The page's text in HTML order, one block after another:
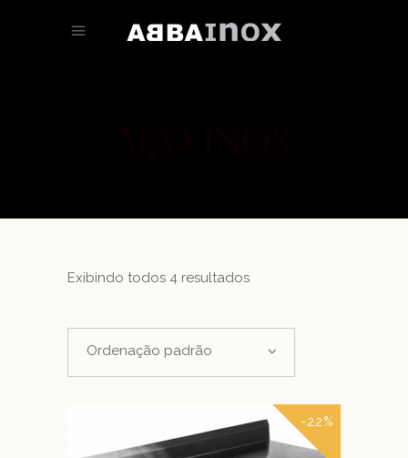
Exibindo todos 4 resultados
Ordenação padrão
-22%